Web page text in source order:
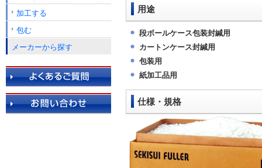
用途
段ボールケース包装封緘用
カートンケース封緘用
包装用
紙加工品用
仕様・規格
加工する
包む
メーカーから探す